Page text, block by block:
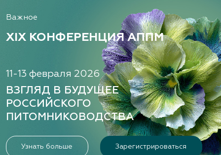
Важное
XIX КОНФЕРЕНЦИЯ АППМ
11-13 февраля 2026
ВЗГЛЯД В БУДУЩЕЕ
РОССИЙСКОГО
ПИТОМНИКОВОДСТВА
Узнать больше Зарегистрироваться